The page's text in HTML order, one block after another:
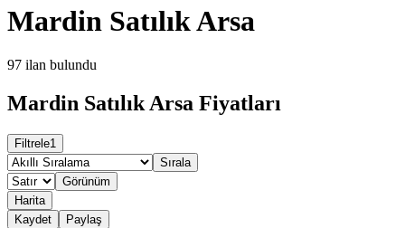
Mardin Satılık Arsa
97 ilan bulundu
Mardin Satılık Arsa Fiyatları
Filtrele1
Sırala
Görünüm
Harita
Kaydet
Paylaş